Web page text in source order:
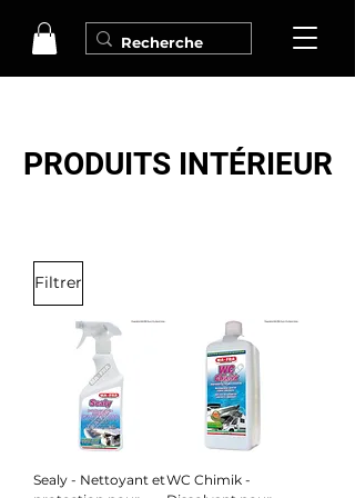
PRODUITS INTÉRIEUR
Filtrer
Sealy - Nettoyant etWC Chimik -